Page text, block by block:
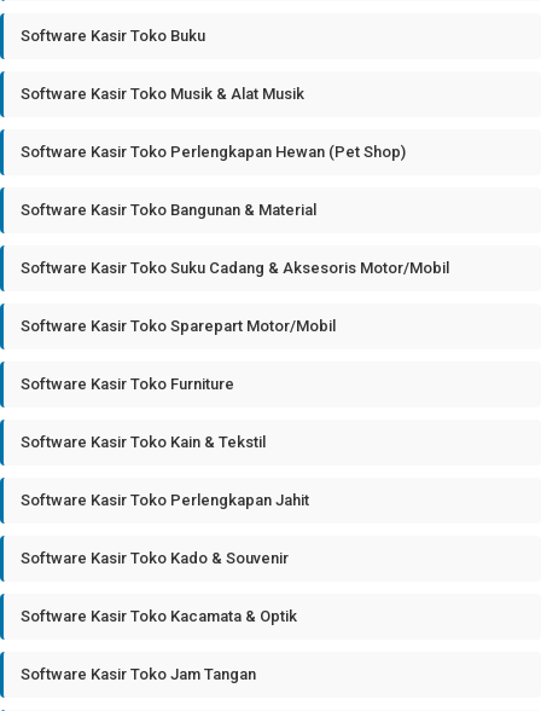
Software Kasir Toko Buku
Software Kasir Toko Musik & Alat Musik
Software Kasir Toko Perlengkapan Hewan (Pet Shop)
Software Kasir Toko Bangunan & Material
Software Kasir Toko Suku Cadang & Aksesoris Motor/Mobil
Software Kasir Toko Sparepart Motor/Mobil
Software Kasir Toko Furniture
Software Kasir Toko Kain & Tekstil
Software Kasir Toko Perlengkapan Jahit
Software Kasir Toko Kado & Souvenir
Software Kasir Toko Kacamata & Optik
Software Kasir Toko Jam Tangan